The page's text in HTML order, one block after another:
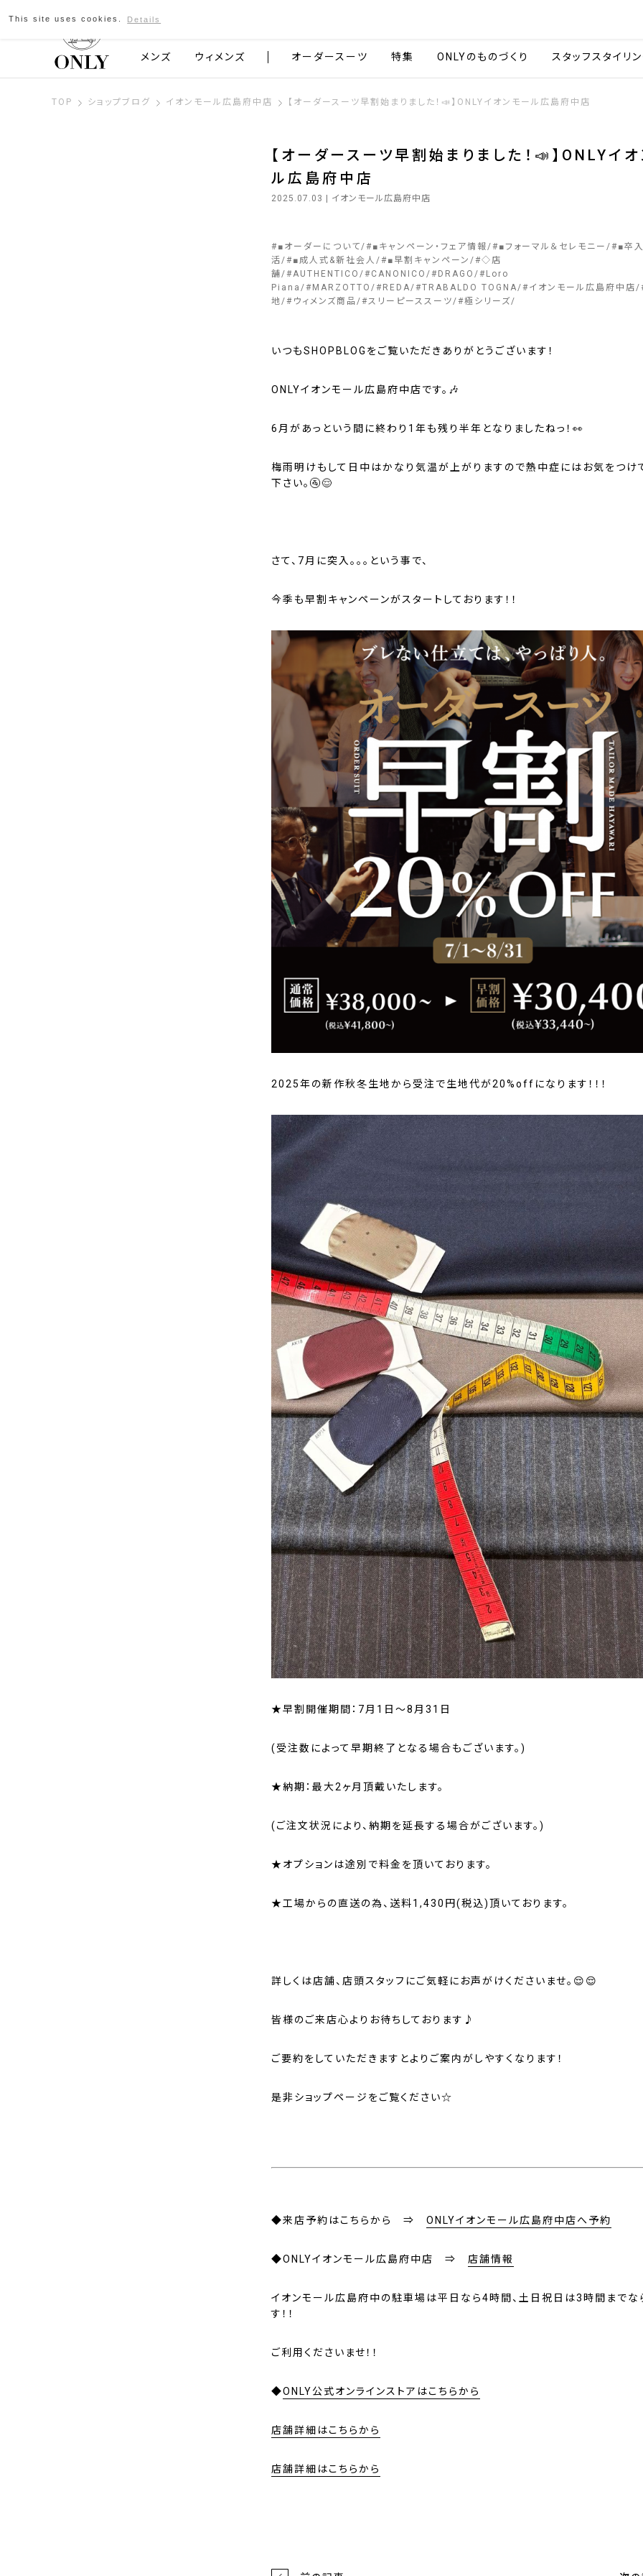
京都発のスーツブランド ONLY
メンズ ウィメンズ オーダースーツ 特集 ONLYのものづくり スタッフスタイリ
TOP ショップブログ イオンモール広島府中店 【オーダースーツ早割始まりました！📣】ONLYイオンモール広島府中店
【オーダースーツ早割始まりました！📣】ONLYイ
ル広島府中店
2025.07.03 | イオンモール広島府中店
#■オーダーについて #■キャンペーン・フェア情報 #■フォーマル＆セレモニー #■卒
活
#■成人式&新社会人 #■早割キャンペーン #◇店
舗
#AUTHENTICO #CANONICO # DRAGO # Loro
Piana
# MARZOTTO # REDA #TRABALDO TOGNA #イオンモール広島府中店
地
# ウィメンズ商品 #スリーピーススーツ #極シリーズ
いつもSHOPBLOGをご覧いただきありがとうございます！
ONLYイオンモール広島府中店です。🎶
6月があっという間に終わり1年も残り半年となりましたねっ！👀
梅雨明けもして日中はかなり気温が上がりますので熱中症にはお気をつけ
下さい。🚰😌
さて、7月に突入。。。という事で、
今季も早割キャンペーンがスタートしております！！
2025年の新作秋冬生地から受注で生地代が20%offになります！！！
★早割開催期間：7月1日～8月31日
(受注数によって早期終了となる場合もございます。)
★納期：最大2ヶ月頂戴いたします。
(ご注文状況により、納期を延長する場合がございます。)
★オプションは途別で料金を頂いております。
★工場からの直送の為、送料1,430円(税込)頂いております。
詳しくは店舗、店頭スタッフにご気軽にお声がけくださいませ。😌😌
皆様のご来店心よりお待ちしております♪
ご要約をしていただきますとよりご案内がしやすくなります！
是非ショップページをご覧ください☆
◆来店予約はこちらから ⇒ ONLYイオンモール広島府中店へ予約
◆ONLYイオンモール広島府中店 ⇒ 店舗情報
イオンモール広島府中の駐車場は平日なら4時間、土日祝日は3時間までな
す！！
ご利用くださいませ！！
◆ONLY公式オンラインストアはこちらから
店舗詳細はこちらから
店舗詳細はこちらから
This site uses cookies. Details